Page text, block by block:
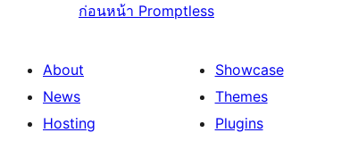
ก่อนหน้า Promptless
About
News
Hosting
Showcase
Themes
Plugins